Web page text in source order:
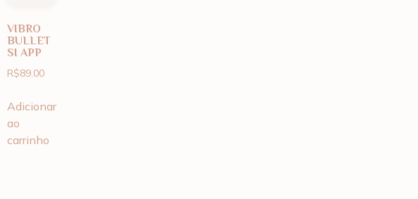
VIBRO
BULLET
SI APP
R$89.00
Adicionar
ao
carrinho